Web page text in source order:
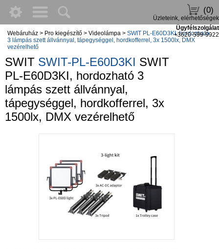
(0)
Üzleteink, elérhetőségek
Ügyfélszolgálat
+3620-599-9922
Webáruház > Pro kiegészítő > Videolámpa > SWIT PL-E60D3KI, hordozható
3 lámpás szett állvánnyal, tápegységgel, hordkofferrel, 3x 1500lx, DMX
vezérelhető
SWIT SWIT-PL-E60D3KI SWIT
PL-E60D3KI, hordozható 3
lámpás szett állvánnyal,
tápegységgel, hordkofferrel, 3x
1500lx, DMX vezérelhető